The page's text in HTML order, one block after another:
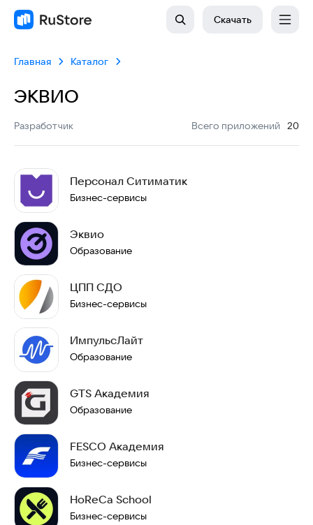
Скачать
Главная Каталог
ЭКВИО
Разработчик Всего приложений
: 20
Персонал Ситиматик
Бизнес-сервисы
Эквио
Образование
ЦПП СДО
Бизнес-сервисы
ИмпульсЛайт
Образование
GTS Академия
Образование
FESCO Академия
Бизнес-сервисы
HoReCa School
Бизнес-сервисы